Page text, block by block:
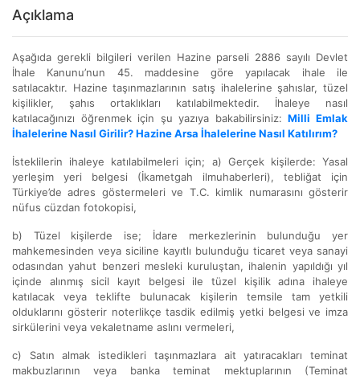
Açıklama
Aşağıda gerekli bilgileri verilen Hazine parseli 2886 sayılı Devlet
İhale Kanunu’nun 45. maddesine göre yapılacak ihale ile
satılacaktır. Hazine taşınmazlarının satış ihalelerine şahıslar, tüzel
kişilikler, şahıs ortaklıkları katılabilmektedir. İhaleye nasıl
katılacağınızı öğrenmek için şu yazıya bakabilirsiniz:Milli Emlak
İhalelerine Nasıl Girilir? Hazine Arsa İhalelerine Nasıl Katılırım?
İsteklilerin ihaleye katılabilmeleri için; a) Gerçek kişilerde: Yasal
yerleşim yeri belgesi (İkametgah ilmuhaberleri), tebliğat için
Türkiye’de adres göstermeleri ve T.C. kimlik numarasını gösterir
nüfus cüzdan fotokopisi,
b) Tüzel kişilerde ise; İdare merkezlerinin bulunduğu yer
mahkemesinden veya siciline kayıtlı bulunduğu ticaret veya sanayi
odasından yahut benzeri mesleki kuruluştan, ihalenin yapıldığı yıl
içinde alınmış sicil kayıt belgesi ile tüzel kişilik adına ihaleye
katılacak veya teklifte bulunacak kişilerin temsile tam yetkili
olduklarını gösterir noterlikçe tasdik edilmiş yetki belgesi ve imza
sirkülerini veya vekaletname aslını vermeleri,
c) Satın almak istedikleri taşınmazlara ait yatıracakları teminat
makbuzlarının veya banka teminat mektuplarının (Teminat